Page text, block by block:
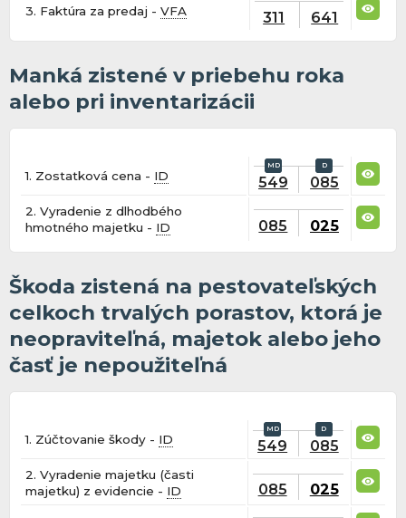
3. Faktúra za predaj -VFA 311 641
Manká zistené v priebehu roka
alebo pri inventarizácii
1. Zostatková cena - ID 549 085
2. Vyradenie z dlhodbého
hmotného majetku - ID 085 025
Škoda zistená na pestovateľských
celkoch trvalých porastov, ktorá je
neopraviteľná, majetok alebo jeho
časť je nepoužiteľná
1. Zúčtovanie škody - ID 549 085
2. Vyradenie majetku (časti
majetku) z evidencie - ID 085 025